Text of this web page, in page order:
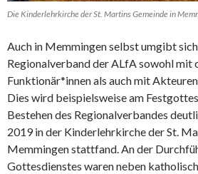
Die Kinderlehrkirche der St. Martins Gemeinde in
Auch in Memmingen selbst umgibt
Regionalverband der ALfA sowohl
Funktionär*innen als auch mit
Dies wird beispielsweise am
Bestehen des Regionalverbandes
2019 in der Kinderlehrkirche der St.
Memmingen stattfand. An der
Gottesdienstes waren neben